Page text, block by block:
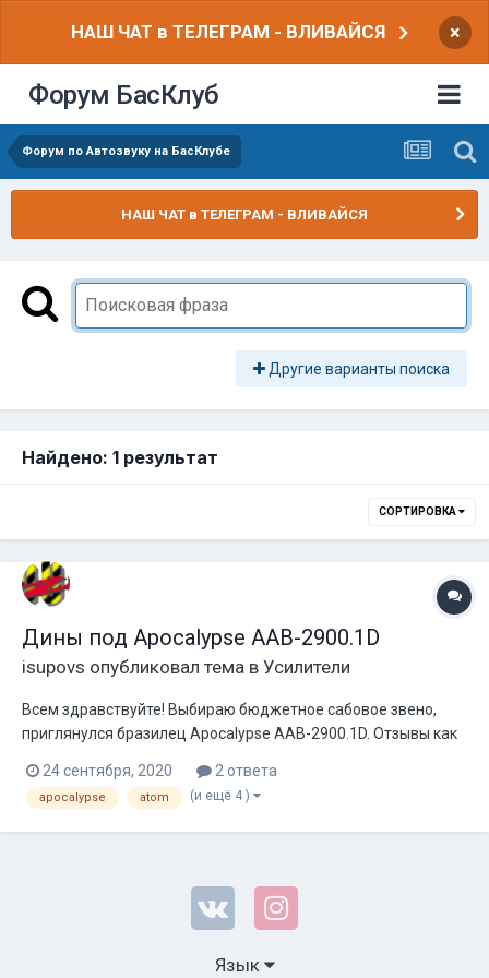
НАШ ЧАТ в ТЕЛЕГРАМ - ВЛИВАЙСЯ ×
Форум БасКлуб
Форум по Автозвуку на БасКлубе
НАШ ЧАТ в ТЕЛЕГРАМ - ВЛИВАЙСЯ
Другие варианты поиска
Найдено: 1 результат
СОРТИРОВКА
Дины под Apocalypse AAB-2900.1D
isupovs опубликовал тема в Усилители
Всем здравствуйте! Выбираю бюджетное сабовое звено,
приглянулся бразилец Apocalypse AAB-2900.1D. Отзывы как
не узнаю, уж очень приятная отдача за 14 тысяч рублей.
Теперь выбираю под него сабы две 12. Планировал два
SoundQubed HDS2.1...
24 сентября, 2020 2 ответа
apocalypse atom (и ещё 4 )
Язык